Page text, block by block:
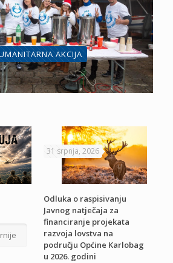
AKCIJA
31 srpnja, 2026
Odluka o raspisivanju
Javnog natječaja za
financiranje projekata
razvoja lovstva na
području Općine Karlobag
u 2026. godini